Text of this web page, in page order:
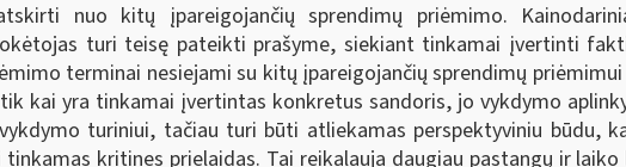
nuo kitų įpareigojančių sprendimų priėmimo.
turi teisę pateikti prašyme, siekiant tinkamai įvertinti
terminai nesiejami su kitų įpareigojančių sprendimų
kai yra tinkamai įvertintas konkretus sandoris, jo vykdymo
turiniui, tačiau turi būti atliekamas perspektyviniu būdu,
kritines prielaidas. Tai reikalauja daugiau pastangų ir